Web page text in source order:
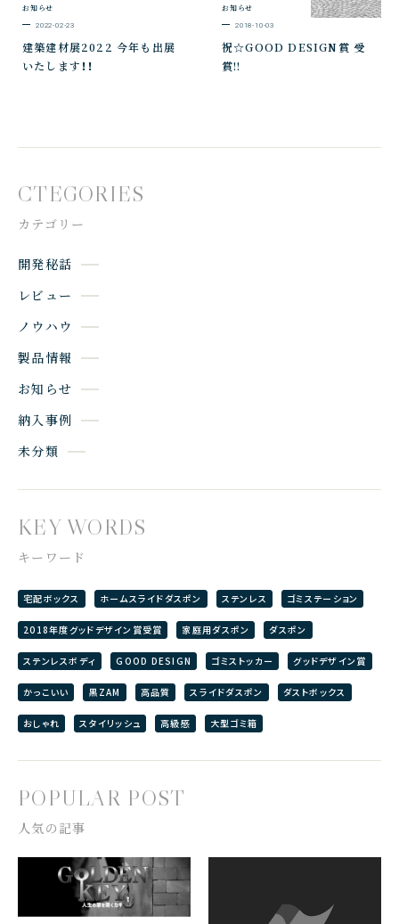
お知らせ
2022-02-23
建築建材展2022 今年も出展
いたします！！
お知らせ
2018-10-03
祝☆GOOD DESIGN賞 受
賞!!
CTEGORIES
カテゴリー
開発秘話
レビュー
ノウハウ
製品情報
お知らせ
納入事例
未分類
KEY WORDS
キーワード
宅配ボックス ホームスライドダスポン ステンレス ゴミステーション
2018年度グッドデザイン賞受賞 家庭用ダスポン ダスポン
ステンレスボディ GOOD DESIGN ゴミストッカー グッドデザイン賞
かっこいい 黒ZAM 高品質 スライドダスポン ダストボックス
おしゃれ スタイリッシュ 高級感 大型ゴミ箱
POPULAR POST
人気の記事